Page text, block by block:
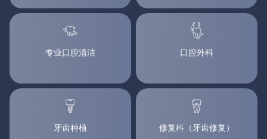
专业口腔清洁 口腔外科
牙齿种植 修复科（牙齿修复）